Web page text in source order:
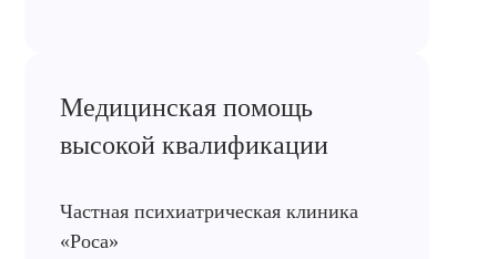
Медицинская помощь
высокой квалификации
Частная психиатрическая клиника
«Роса»